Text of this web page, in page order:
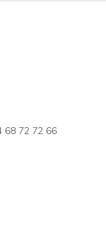
68 72 72 66